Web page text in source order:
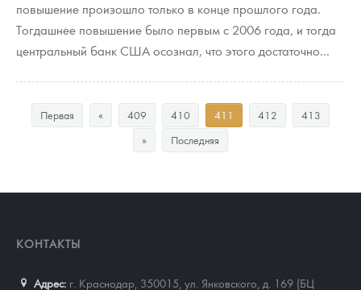
повышение произошло только в конце прошлого года.
Тогдашнее повышение было первым с 2006 года, и тогда
центральный банк США осознал, что этого достаточно...
Первая « 409 410 411 412
413
»
Последняя
КОНТАКТЫ
Адрес: г. Краснодар, 350015 ул. Янковского, д. 169 (БЦ